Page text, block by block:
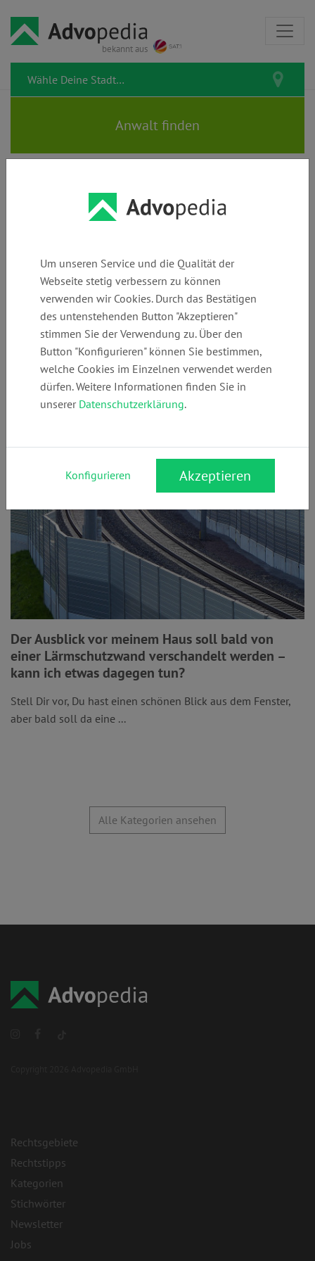
bekannt aus
Alle Artikel zur Kategorie
Hier dreht sich alles um Deine Rechte und Pflichten im
Umgang mit der Natur. Was gilt beim Umweltschutz? Wie
gehst Du vor, wenn ein Nachbar illegal Bäume fällt? Und
welche Vorschriften musst Du bei Bauprojekten beachten?
Diese Tipps helfen Dir, die Natur zu schützen und Konflikte
zu vermeiden.
Der Ausblick vor meinem Haus soll bald von
einer Lärmschutzwand verschandelt werden –
kann ich etwas dagegen tun?
Stell Dir vor, Du hast einen schönen Blick aus dem Fenster,
aber bald soll da eine ...
Alle Kategorien ansehen
Rechtsgebiete
Rechtstipps
Kategorien
Stichwörter
Newsletter
Jobs
Um unseren Service und die Qualität der
Webseite stetig verbessern zu können
verwenden wir Cookies. Durch das Bestätigen
des untenstehenden Button "Akzeptieren"
stimmen Sie der Verwendung zu. Über den
Button "Konfigurieren" können Sie bestimmen,
welche Cookies im Einzelnen verwendet werden
dürfen. Weitere Informationen finden Sie in
unserer Datenschutzerklärung.
Konfigurieren Akzeptieren